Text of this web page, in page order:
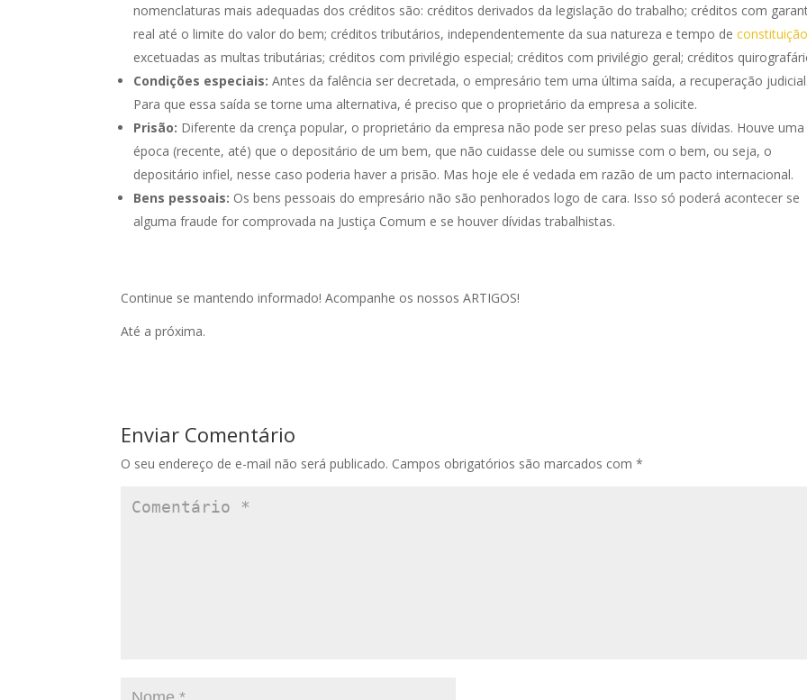
nomenclaturas mais adequadas dos créditos são: créditos derivados da legislação do trabalho; créditos com
real até o limite do valor do bem; créditos tributários, independentemente da sua natureza e tempo deconstituição
excetuadas as multas tributárias; créditos com privilégio especial; créditos com privilégio geral; créditos
Condições especiais:Antes da falência ser decretada, o empresário tem uma última saída, a recuperação judicial.
Para que essa saída se torne uma alternativa, é preciso que o proprietário da empresa a solicite.
Prisão: Diferente da crença popular, o proprietário da empresa não pode ser preso pelas suas dívidas. Houve uma
época (recente, até) que o depositário de um bem, que não cuidasse dele ou sumisse com o bem, ou seja, o
depositário infiel, nesse caso poderia haver a prisão. Mas hoje ele é vedada em razão de um pacto internacional.
Bens pessoais: Os bens pessoais do empresário não são penhorados logo de cara. Isso só poderá acontecer se
alguma fraude for comprovada na Justiça Comum e se houver dívidas trabalhistas.
Continue se mantendo informado! Acompanhe os nossos ARTIGOS!
Até a próxima.
Enviar Comentário
O seu endereço de e-mail não será publicado. Campos obrigatórios são marcados com*